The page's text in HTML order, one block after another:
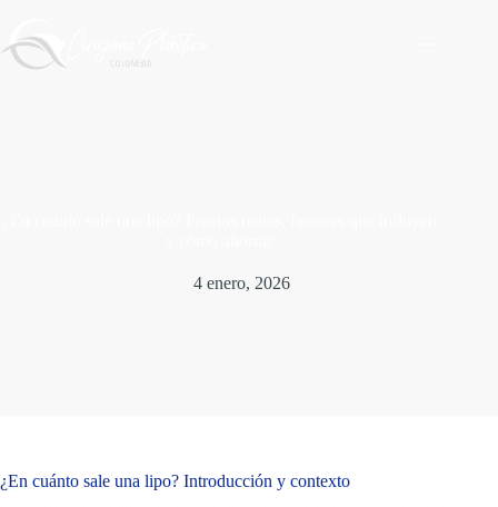
contenido
4 enero, 2026
¿En cuánto sale una lipo? Introducción y contexto